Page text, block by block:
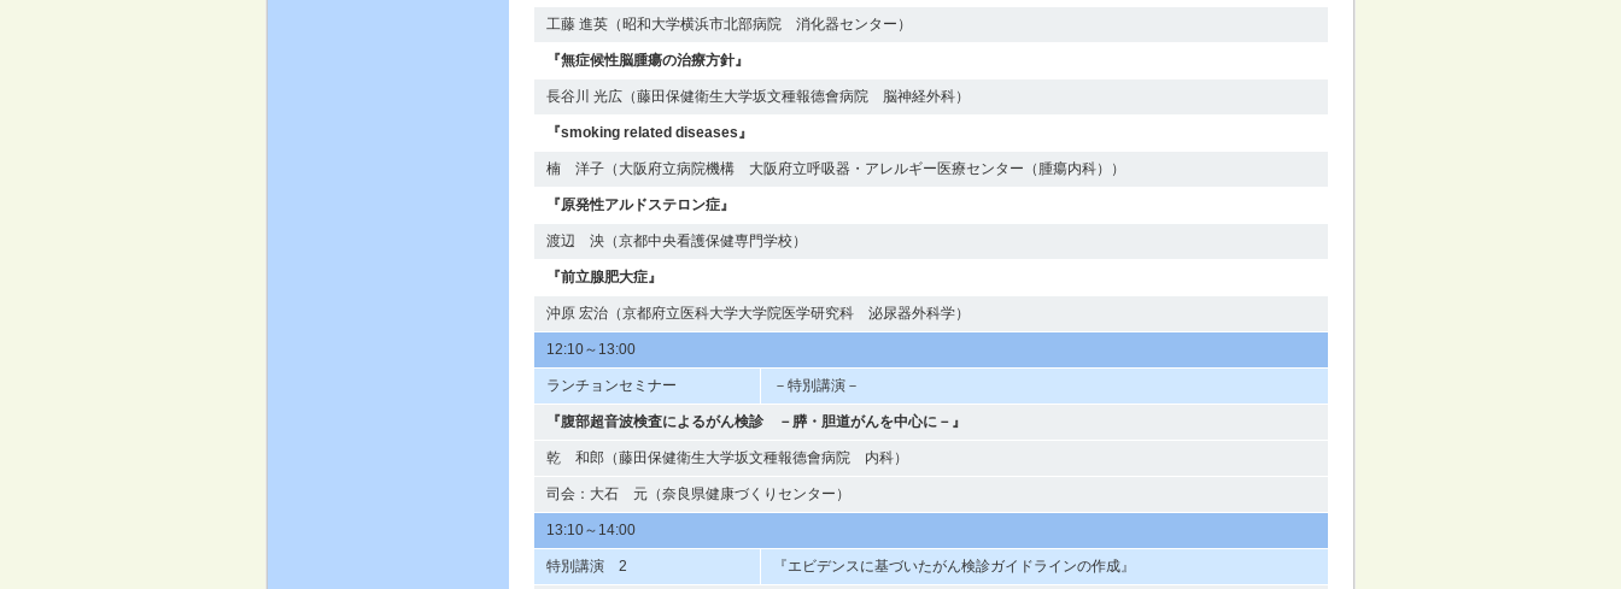
工藤 進英（昭和大学横浜市北部病院 消化器センター）
『無症候性脳腫瘍の治療方針』
長谷川 光広（藤田保健衛生大学坂文種報德會病院 脳神経外科）
『smoking related diseases』
楠 洋子（大阪府立病院機構 大阪府立呼吸器・アレルギー医療センター（腫瘍内科））
『原発性アルドステロン症』
渡辺 泱（京都中央看護保健専門学校）
『前立腺肥大症』
沖原 宏治（京都府立医科大学大学院医学研究科 泌尿器外科学）
12:10～13:00
ランチョンセミナー －特別講演－
『腹部超音波検査によるがん検診 －膵・胆道がんを中心に－』
乾 和郎（藤田保健衛生大学坂文種報德會病院 内科）
司会：大石 元（奈良県健康づくりセンター）
13:10～14:00
特別講演 2 『エビデンスに基づいたがん検診ガイドラインの作成』